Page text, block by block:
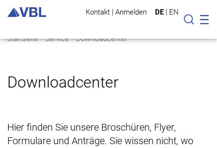
Kontakt | Anmelden DE | EN
Suche
Startseite Service Downloadcenter
Downloadcenter
Hier finden Sie unsere Broschüren, Flyer,
Formulare und Anträge. Sie wissen nicht, wo